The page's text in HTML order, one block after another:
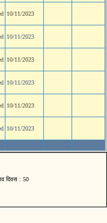
10/11/2023
10/11/2023
10/11/2023
10/11/2023
10/11/2023
10/11/2023
दिवस : 50